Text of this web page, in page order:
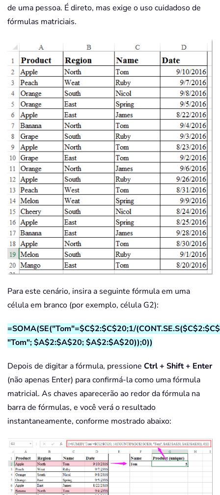
de uma pessoa. É direto, mas exige o uso cuidadoso de
fórmulas matriciais.
Para este cenário, insira a seguinte fórmula em uma
célula em branco (por exemplo, célula G2):
=SOMA(SE("Tom"=$C$2:$C$20;1/
"Tom"; $A$2:$A$20; $A$2:$A$20));0))
Depois de digitar a fórmula, pressione Ctrl + Shift + Enter
(não apenas Enter) para confirmá-la como uma fórmula
matricial. As chaves aparecerão ao redor da fórmula na
barra de fórmulas, e você verá o resultado
instantaneamente, conforme mostrado abaixo: